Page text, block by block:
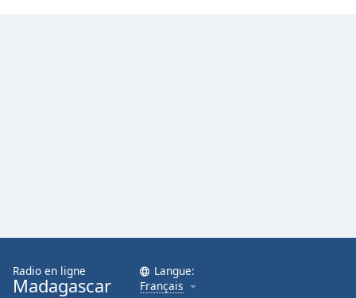
Radio en ligne
Madagascar
Langue:
Français